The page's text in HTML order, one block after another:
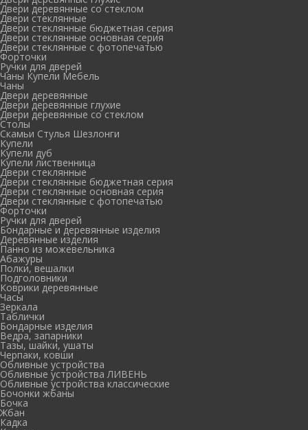
Двери деревянные со стеклом
Двери стеклянные
Двери стеклянные бюджетная серия
Двери стеклянные основная серия
Двери стеклянные с фотопечатью
Форточки
Ручки для дверей
Чаны Купели Мебель
Чаны
Двери деревянные
Двери деревянные глухие
Двери деревянные со стеклом
Столы
Скамьи Стулья Шезлонги
Купели
Купели дуб
Купели лиственница
Двери стеклянные
Двери стеклянные бюджетная серия
Двери стеклянные основная серия
Двери стеклянные с фотопечатью
Форточки
Ручки для дверей
Бондарные и деревянные изделия
Деревянные изделия
Панно из можевельника
Абажуры
Полки, вешалки
Подголовники
Коврики деревянные
Часы
Зеркала
Таблички
Бондарные изделия
Ведра, запарники
Тазы, шайки, ушаты
Черпаки, ковши
Обливные устройства
Обливные устройства ЛИВЕНЬ
Обливные устройства классические
Бочонки жбаны
Бочка
Жбан
Кадка